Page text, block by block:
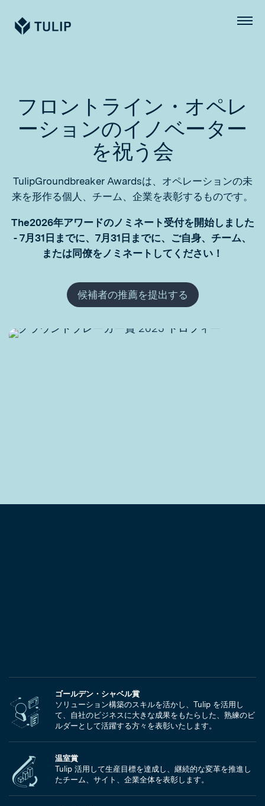
Tulip
メ
フロントライン・オペレ
ーションのイノベーター
を祝う会
TulipGroundbreaker Awardsは、オペレーションの未
来を形作る個人、チーム、企業を表彰するものです。
The2026年アワードのノミネート受付を開始しました
- 7月31日までに、 7月31日までに、ご自身、チーム、
または同僚をノミネートしてください！
候補者の推薦を提出する
ゴールデン・シャベル賞
ソリューション構築のスキルを活かし、Tulip を活用し
て、自社のビジネスに大きな成果をもたらした、熟練のビ
ルダーとして活躍する方々を表彰いたします。
温室賞
Tulip 活用して生産目標を達成し、継続的な変革を推進し
たチーム、サイト、企業全体を表彰します。